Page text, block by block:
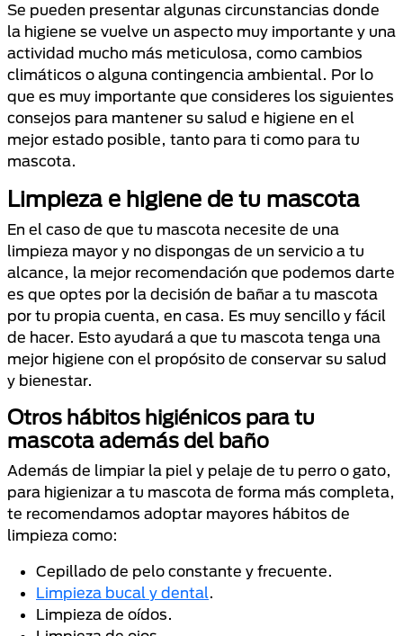
Se pueden presentar algunas circunstancias donde
la higiene se vuelve un aspecto muy importante y una
actividad mucho más meticulosa, como cambios
climáticos o alguna contingencia ambiental. Por lo
que es muy importante que consideres los siguientes
consejos para mantener su salud e higiene en el
mejor estado posible, tanto para ti como para tu
mascota.
Limpieza e higiene de tu mascota
En el caso de que tu mascota necesite de una
limpieza mayor y no dispongas de un servicio a tu
alcance, la mejor recomendación que podemos darte
es que optes por la decisión de bañar a tu mascota
por tu propia cuenta, en casa. Es muy sencillo y fácil
de hacer. Esto ayudará a que tu mascota tenga una
mejor higiene con el propósito de conservar su salud
y bienestar.
Otros hábitos higiénicos para tu
mascota además del baño
Además de limpiar la piel y pelaje de tu perro o gato,
para higienizar a tu mascota de forma más completa,
te recomendamos adoptar mayores hábitos de
limpieza como:
Cepillado de pelo constante y frecuente.
Limpieza bucal y dental.
Limpieza de oídos.